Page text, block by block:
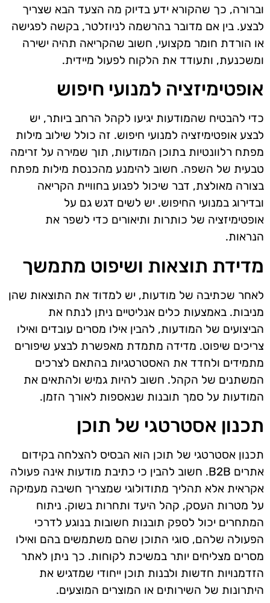
וברורה, כך שהקורא ידע בדיוק מה הצעד הבא שצריך
לבצע. בין אם מדובר בהרשמה לניוזלטר, בקשה לפגישה
או הורדת חומר מקצועי, חשוב שהקריאה תהיה ישירה
ומשכנעת, ותעודד את הלקוח לפעול מיידית.
אופטימיזציה למנועי חיפוש
כדי להבטיח שהמודעות יגיעו לקהל הרחב ביותר, יש
לבצע אופטימיזציה למנועי חיפוש. זה כולל שילוב מילות
מפתח רלוונטיות בתוכן המודעות, תוך שמירה על זרימה
טבעית של השפה. חשוב להימנע מהכנסת מילות מפתח
בצורה מאולצת, דבר שיכול לפגוע בחוויית הקריאה
ובדירוג במנועי החיפוש. יש לשים דגש גם על
אופטימיזציה של כותרות ותיאורים כדי לשפר את
הנראות.
מדידת תוצאות ושיפוט מתמשך
לאחר שכתיבה של מודעות, יש למדוד את התוצאות שהן
מניבות. באמצעות כלים אנליטיים ניתן לנתח את
הביצועים של המודעות, להבין אילו מסרים עובדים ואילו
צריכים שיפוט. מדידה מתמדת מאפשרת לבצע שיפורים
מתמידים ולחדד את האסטרטגיות בהתאם לצרכים
המשתנים של הקהל. חשוב להיות גמיש ולהתאים את
המודעות על סמך תובנות שנאספות לאורך הזמן.
תכנון אסטרטגי של תוכן
תכנון אסטרטגי של תוכן הוא הבסיס להצלחה בקידום
אתרים B2B. חשוב להבין כי כתיבת מודעות אינה פעולה
אקראית אלא תהליך מתודולוגי שמצריך חשיבה מעמיקה
על מטרות העסק, קהל היעד ותחרות בשוק. ניתוח
המתחרים יכול לספק תובנות חשובות בנוגע לדרכי
הפעולה שלהם, סוגי התוכן שהם משתמשים בהם ואילו
מסרים מצליחים יותר במשיכת לקוחות. כך ניתן לאתר
הזדמנויות חדשות ולבנות תוכן ייחודי שמדגיש את
היתרונות של השירותים או המוצרים המוצעים.